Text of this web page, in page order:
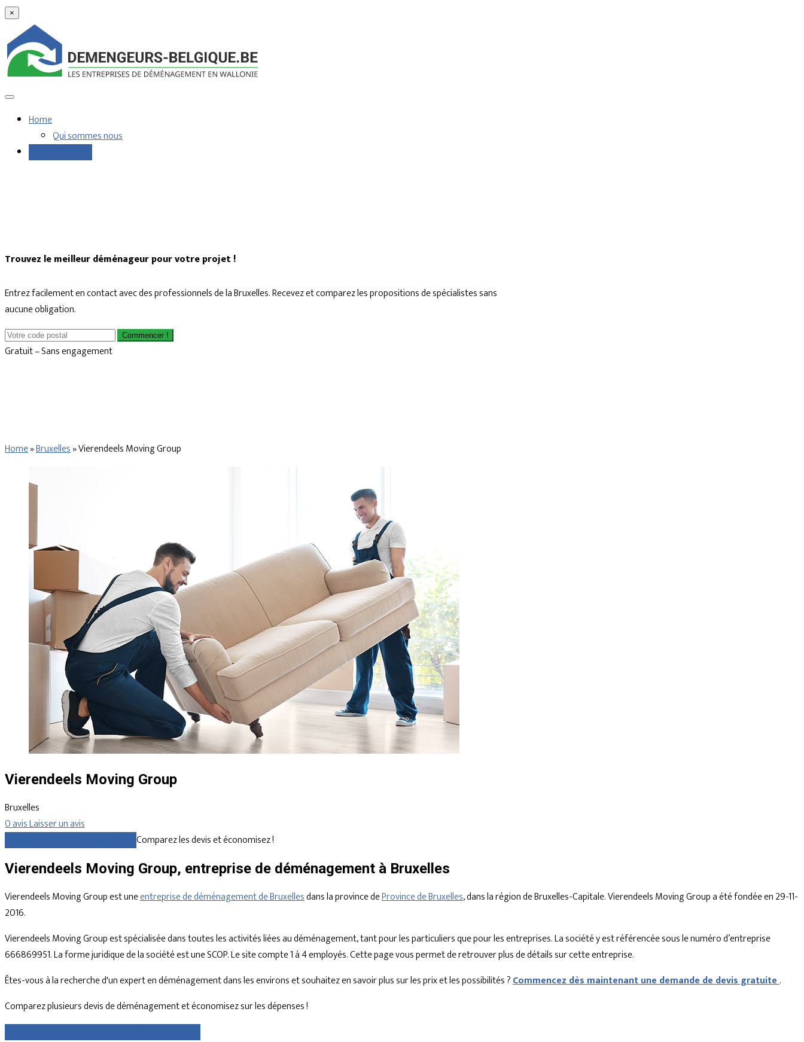
×
Home
Qui sommes nous
Trouvez le meilleur déménageur pour votre projet !
Entrez facilement en contact avec des professionnels de la Bruxelles. Recevez et comparez les propositions de spécialistes sans
aucune obligation.
Commencer !
Gratuit – Sans engagement
Home»Bruxelles»Vierendeels Moving Group
Vierendeels Moving Group
Bruxelles
0 avisLaisser un avis
Comparez les devis et économisez !
Vierendeels Moving Group, entreprise de déménagement à Bruxelles
Vierendeels Moving Group est uneentreprise de déménagement de Bruxellesdans la province deProvince de Bruxelles, dans la région de Bruxelles-Capitale. Vierendeels Moving Group a été fondée en 29-11-
2016.
Vierendeels Moving Group est spécialisée dans toutes les activités liées au déménagement, tant pour les particuliers que pour les entreprises. La société y est référencée sous le numéro d’entreprise
666869951. La forme juridique de la société est une SCOP. Le site compte 1 à 4 employés. Cette page vous permet de retrouver plus de détails sur cette entreprise.
Êtes-vous à la recherche d'un expert en déménagement dans les environs et souhaitez en savoir plus sur les prix et les possibilités ?Commencez dès maintenant une demande de devis gratuite.
Comparez plusieurs devis de déménagement et économisez sur les dépenses !